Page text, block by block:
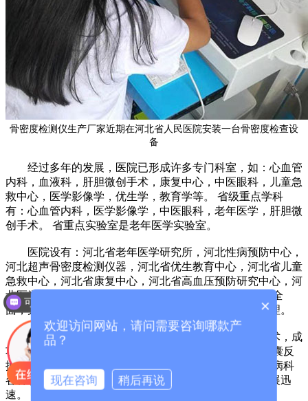
骨密度检测仪生产厂家近期在河北省人民医院安装一台骨密度检查设
备
经过多年的发展，医院已形成许多专门科室，如：心血管
内科，血液科，肝胆微创手术，康复中心，中医眼科，儿童急
救中心，医学影像学，优生学，教育学等。 省级重点学科
有：心血管内科，医学影像学，中医眼科，老年医学，肝胆微
创手术。 省重点实验室是老年医学实验室。
医院设有：河北省老年医学研究所，河北性病预防中心，
河北超声骨密度检测仪器，河北省优生教育中心，河北省儿童
急救中心，河北省康复中心，河北省高血压预防研究中心，河
北医学影像中心。 在深化医院改革后，医院的工作更加全
面，完整，专业设置和科室规模也进行了调整，更加合理。
心脏病诊断和治疗中心已完成了数千次心脏介入手术，成
功率高，并发症少。 配备大型数字减影机，主动脉内球囊反
搏和血管内超声等现代化设备，居国内先进水平。 老年病科
各种诊治工作在全省形成了强大的力量，普外科专业发展迅
速。
×
欢迎访问网站，请问需要咨询哪款产
品？
现在咨询 稍后再说